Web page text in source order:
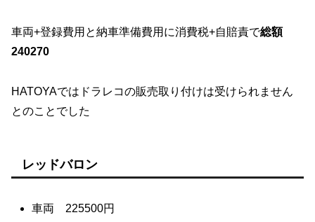
車両+登録費用と納車準備費用に消費税+自賠責で総額
240270
HATOYAではドラレコの販売取り付けは受けられません
とのことでした
レッドバロン
車両 225500円